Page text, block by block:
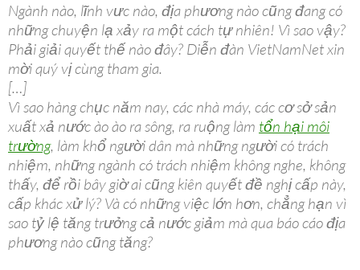
Ngành nào, lĩnh vưc nào, địa phương nào cũng đang có
những chuyện lạ xảy ra một cách tự nhiên! Vì sao vậy?
Phải giải quyết thế nào đây? Diễn đàn VietNamNet xin
mời quý vị cùng tham gia.
[…]
Vì sao hàng chục năm nay, các nhà máy, các cơ sở sản
xuất xả nước ào ào ra sông, ra ruộng làm tổn hại môi
trường, làm khổ người dân mà những người có trách
nhiệm, những ngành có trách nhiệm không nghe, không
thấy, để rồi bây giờ ai cũng kiên quyết đề nghị cấp này,
cấp khác xử lý? Và có những việc lớn hơn, chẳng hạn vì
sao tỷ lệ tăng trưởng cả nước giảm mà qua báo cáo địa
phương nào cũng tăng?